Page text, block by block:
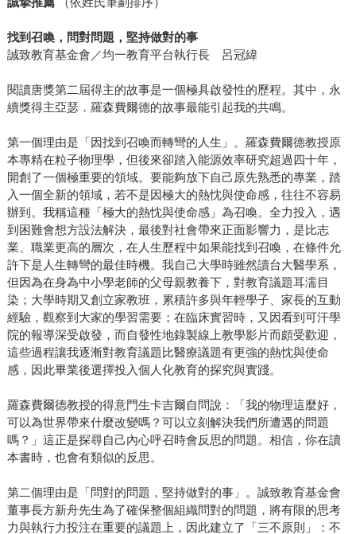
找到召喚，問對問題，堅持做對的事
誠致教育基金會／均一教育平台執行長 呂冠緯
閱讀唐獎第二屆得主的故事是一個極具啟發性的歷程。其中，永
續獎得主亞瑟．羅森費爾德的故事最能引起我的共鳴。
第一個理由是「因找到召喚而轉彎的人生」。羅森費爾德教授原
本專精在粒子物理學，但後來卻踏入能源效率研究超過四十年，
開創了一個極重要的領域。要能夠放下自己原先熟悉的專業，踏
入一個全新的領域，若不是因極大的熱忱與使命感，往往不容易
辦到。我稱這種「極大的熱忱與使命感」為召喚。全力投入，遇
到困難會想方設法解決，最後對社會帶來正面影響力，是比志
業、職業更高的層次，在人生歷程中如果能找到召喚，在條件允
許下是人生轉彎的最佳時機。我自己大學時雖然讀台大醫學系，
但因為在身為中小學老師的父母親教養下，對教育議題耳濡目
染；大學時期又創立家教班，累積許多與年輕學子、家長的互動
經驗，觀察到大家的學習需要；在臨床實習時，又因看到可汗學
院的報導深受啟發，而自發性地錄製線上教學影片而頗受歡迎，
這些過程讓我逐漸對教育議題比醫療議題有更強的熱忱與使命
感，因此畢業後選擇投入個人化教育的探究與實踐。
羅森費爾德教授的得意門生卡吉爾自問說：「我的物理這麼好，
可以為世界帶來什麼改變嗎？可以立刻解決我們所遭遇的問題
嗎？」這正是探尋自己內心呼召時會反思的問題。相信，你在讀
本書時，也會有類似的反思。
第二個理由是「問對的問題，堅持做對的事」。誠致教育基金會
董事長方新舟先生為了確保整個組織問對的問題，將有限的思考
力與執行力投注在重要的議題上，因此建立了「三不原則」：不